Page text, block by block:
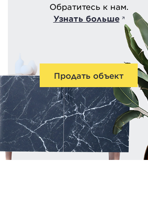
Обратитесь к нам.
Узнать больше
Продать объект